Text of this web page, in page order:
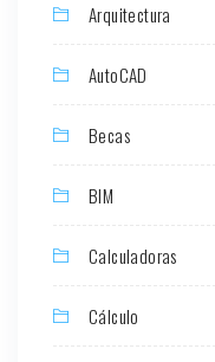
Arquitectura
AutoCAD
Becas
BIM
Calculadoras
Cálculo